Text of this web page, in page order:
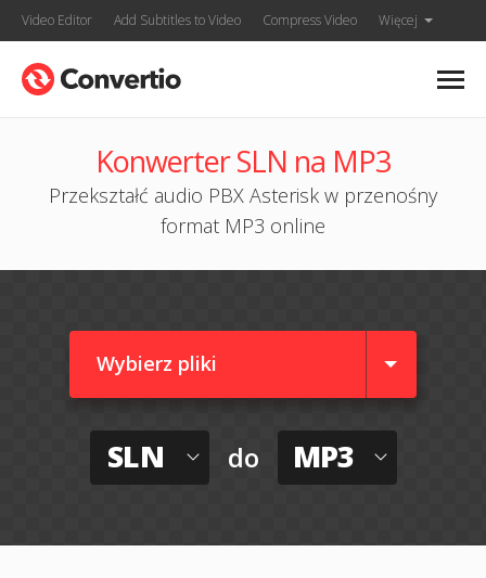
Video Editor Add Subtitles to Video Compress Video Więcej
Konwerter SLN na MP3
Przekształć audio PBX Asterisk w przenośny
format MP3 online
Wybierz pliki
SLN do MP3